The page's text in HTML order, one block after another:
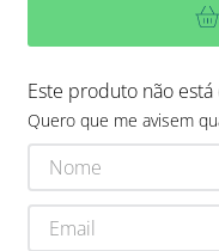
Este produto não
Quero que me avisem